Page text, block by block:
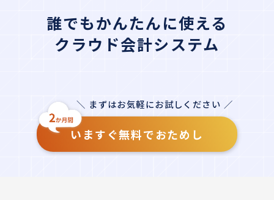
誰でもかんたんに使える
クラウド会計システム
＼ まずはお気軽にお試しください ／
いますぐ無料でおためし